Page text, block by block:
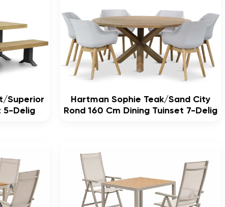
Superior
5-Delig
Hartman Sophie Teak/Sand City
Rond 160 Cm Dining Tuinset 7-Delig